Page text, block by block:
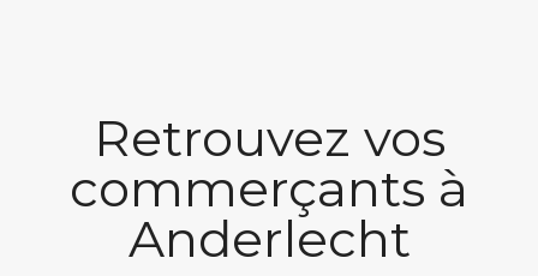
Retrouvez vos
commerçants à
Anderlecht